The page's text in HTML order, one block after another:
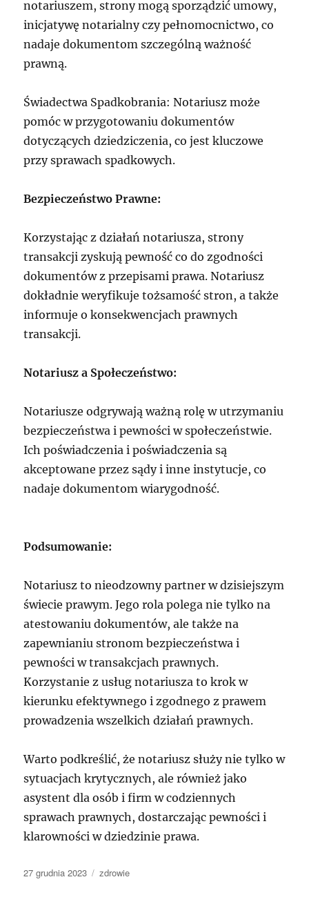
notariuszem, strony mogą sporządzić umowy,
inicjatywę notarialny czy pełnomocnictwo, co
nadaje dokumentom szczególną ważność
prawną.
Świadectwa Spadkobrania: Notariusz może
pomóc w przygotowaniu dokumentów
dotyczących dziedziczenia, co jest kluczowe
przy sprawach spadkowych.
Bezpieczeństwo Prawne:
Korzystając z działań notariusza, strony
transakcji zyskują pewność co do zgodności
dokumentów z przepisami prawa. Notariusz
dokładnie weryfikuje tożsamość stron, a także
informuje o konsekwencjach prawnych
transakcji.
Notariusz a Społeczeństwo:
Notariusze odgrywają ważną rolę w utrzymaniu
bezpieczeństwa i pewności w społeczeństwie.
Ich poświadczenia i poświadczenia są
akceptowane przez sądy i inne instytucje, co
nadaje dokumentom wiarygodność.
Podsumowanie:
Notariusz to nieodzowny partner w dzisiejszym
świecie prawym. Jego rola polega nie tylko na
atestowaniu dokumentów, ale także na
zapewnianiu stronom bezpieczeństwa i
pewności w transakcjach prawnych.
Korzystanie z usług notariusza to krok w
kierunku efektywnego i zgodnego z prawem
prowadzenia wszelkich działań prawnych.
Warto podkreślić, że notariusz służy nie tylko w
sytuacjach krytycznych, ale również jako
asystent dla osób i firm w codziennych
sprawach prawnych, dostarczając pewności i
klarowności w dziedzinie prawa.
Data
27 grudnia 2023 Kategorie
zdrowie